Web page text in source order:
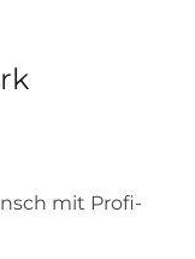
mit Profi-